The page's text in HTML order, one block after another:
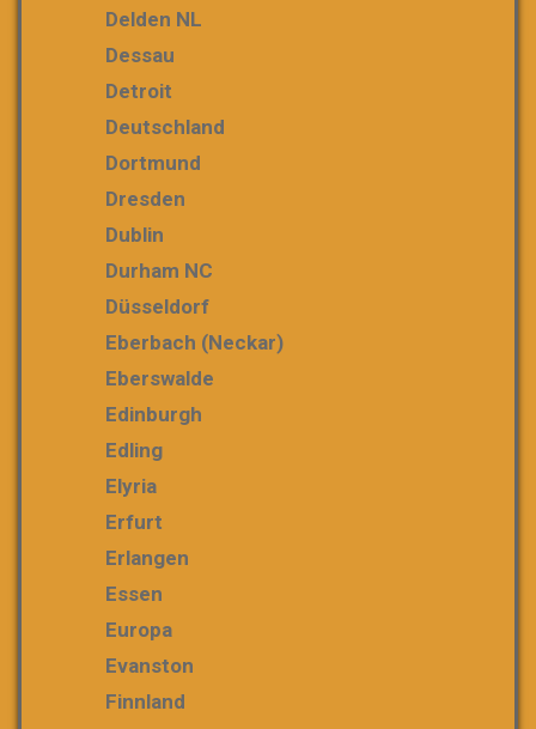
Delden NL
Dessau
Detroit
Deutschland
Dortmund
Dresden
Dublin
Durham NC
Düsseldorf
Eberbach (Neckar)
Eberswalde
Edinburgh
Edling
Elyria
Erfurt
Erlangen
Essen
Europa
Evanston
Finnland